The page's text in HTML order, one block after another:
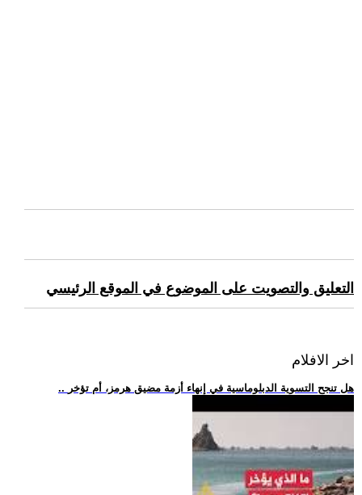
التعليق والتصويت على الموضوع في الموقع الرئيسي
اخر الافلام
.. هل تنجح التسوية الدبلوماسية في إنهاء أزمة مضيق هرمز، أم تؤخر